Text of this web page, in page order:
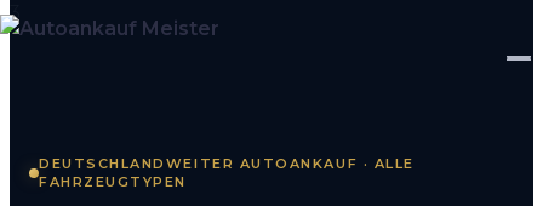
DEUTSCHLANDWEITER AUTOANKAUF · ALLE
FAHRZEUGTYPEN